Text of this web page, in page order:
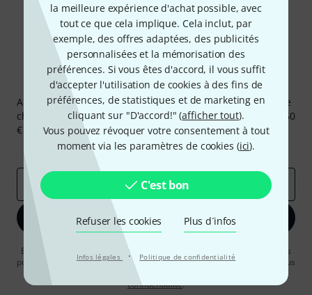
la meilleure expérience d'achat possible, avec
tout ce que cela implique. Cela inclut, par
exemple, des offres adaptées, des publicités
personnalisées et la mémorisation des
préférences. Si vous êtes d'accord, il vous suffit
d'accepter l'utilisation de cookies à des fins de
préférences, de statistiques et de marketing en
cliquant sur "D'accord!" (afficher tout).
Vous pouvez révoquer votre consentement à tout
moment via les paramètres de cookies (ici).
C'est bon
Refuser les cookies Plus d´infos
Infos légales · Politique de confidentialité
Newsletters Thomann
Abonnez-vous à la newsletter Thomann et, avec un peu de
chance, gagnez l'un des 50 bons d'achat d'une valeur de 50
€ chacun!
Articles inspirants
Deals Aperçus Thomann
Adresse e-mail
S'inscrire maintenant
En cliquant sur "S'inscrire maintenant", vous acceptez de recevoir des
publicités par e-mail. La désinscription est possible à tout moment. Vous
pouvez trouver plus d'informations à ce sujet dans notre
Politique de
confidentialité.